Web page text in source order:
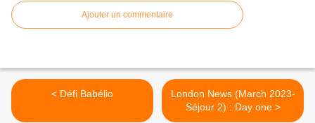
Ajouter un commentaire
< Défi Babélio
London News (March 2023-
Séjour 2) : Day one >